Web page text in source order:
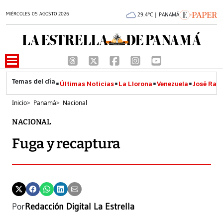
MIÉRCOLES 05 AGOSTO 2026 29.4°C | PANAMÁ
Últimas Noticias La Llorona Venezuela José
Inicio> Panamá> Nacional
NACIONAL
Fuga y recaptura
PorRedacción Digital La Estrella